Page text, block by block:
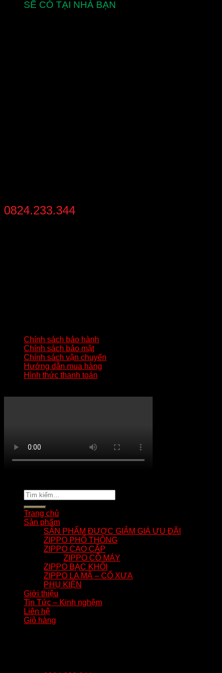
SẼ CÓ TẠI NHÀ BẠN
0824.233.344
Chính sách bảo hành
Chính sách bảo mật
Chính sách vận chuyển
Hướng dẫn mua hàng
Hình thức thanh toán
Tìm
kiếm:
Trang chủ
Sản phẩm
SẢN PHẨM ĐƯỢC GIẢM GIÁ ƯU ĐÃI
ZIPPO PHỔ THÔNG
ZIPPO CAO CẤP
ZIPPO CỖ MÁY
ZIPPO BẠC KHỐI
ZIPPO LA MÃ – CỔ XƯA
PHỤ KIỆN
Giới thiệu
Tin Tức – Kinh nghệm
Liên hệ
Giỏ hàng